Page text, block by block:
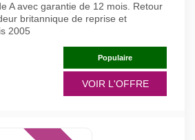
A avec garantie de 12 mois. Retour
britannique de reprise et
2005
Populaire
VOIR L'OFFRE